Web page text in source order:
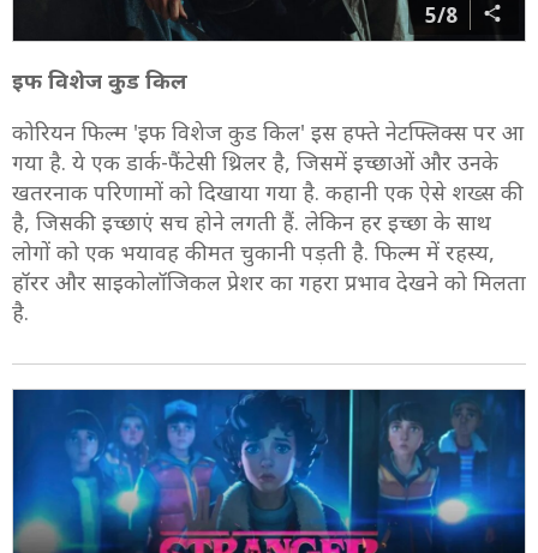
5/8
इफ विशेज कुड किल
कोरियन फिल्म 'इफ विशेज कुड किल' इस हफ्ते नेटफ्लिक्स पर आ
गया है. ये एक डार्क-फैंटेसी थ्रिलर है, जिसमें इच्छाओं और उनके
खतरनाक परिणामों को दिखाया गया है. कहानी एक ऐसे शख्स की
है, जिसकी इच्छाएं सच होने लगती हैं. लेकिन हर इच्छा के साथ
लोगों को एक भयावह कीमत चुकानी पड़ती है. फिल्म में रहस्य,
हॉरर और साइकोलॉजिकल प्रेशर का गहरा प्रभाव देखने को मिलता
है.